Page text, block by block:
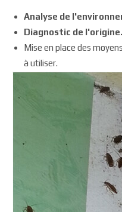
Analyse de
Diagnostic de l'origine.
Mise en place des
à utiliser.